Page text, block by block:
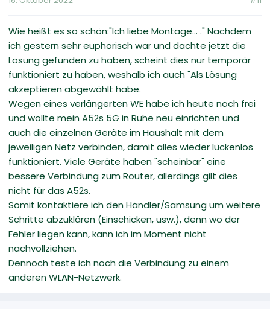
Wie heißt es so schön:"Ich liebe Montage... ." Nachdem
ich gestern sehr euphorisch war und dachte jetzt die
Lösung gefunden zu haben, scheint dies nur temporär
funktioniert zu haben, weshalb ich auch "Als Lösung
akzeptieren abgewählt habe.
Wegen eines verlängerten WE habe ich heute noch frei
und wollte mein A52s 5G in Ruhe neu einrichten und
auch die einzelnen Geräte im Haushalt mit dem
jeweiligen Netz verbinden, damit alles wieder lückenlos
funktioniert. Viele Geräte haben "scheinbar" eine
bessere Verbindung zum Router, allerdings gilt dies
nicht für das A52s.
Somit kontaktiere ich den Händler/Samsung um weitere
Schritte abzuklären (Einschicken, usw.), denn wo der
Fehler liegen kann, kann ich im Moment nicht
nachvollziehen.
Dennoch teste ich noch die Verbindung zu einem
anderen WLAN-Netzwerk.